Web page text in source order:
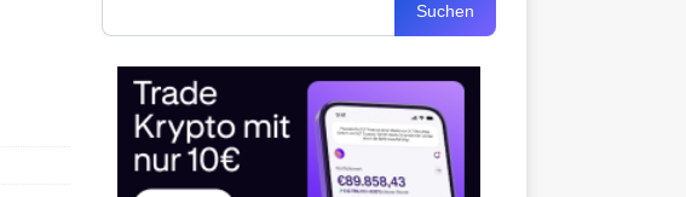
Suchen